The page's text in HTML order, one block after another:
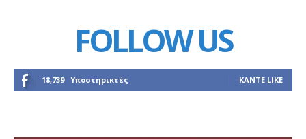
FOLLOW US
18,739 Υποστηρικτές ΚΆΝΤΕ LIKE